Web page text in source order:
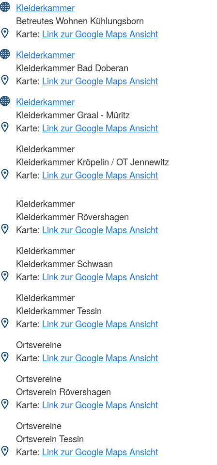
Kleiderkammer
Betreutes Wohnen Kühlungsborn
Karte: Link zur Google Maps Ansicht
Kleiderkammer
Kleiderkammer Bad Doberan
Karte: Link zur Google Maps Ansicht
Kleiderkammer
Kleiderkammer Graal - Müritz
Karte: Link zur Google Maps Ansicht
Kleiderkammer
Kleiderkammer Kröpelin / OT Jennewitz
Karte: Link zur Google Maps Ansicht
Kleiderkammer
Kleiderkammer Rövershagen
Karte: Link zur Google Maps Ansicht
Kleiderkammer
Kleiderkammer Schwaan
Karte: Link zur Google Maps Ansicht
Kleiderkammer
Kleiderkammer Tessin
Karte: Link zur Google Maps Ansicht
Ortsvereine
Karte: Link zur Google Maps Ansicht
Ortsvereine
Ortsverein Rövershagen
Karte: Link zur Google Maps Ansicht
Ortsvereine
Ortsverein Tessin
Karte: Link zur Google Maps Ansicht